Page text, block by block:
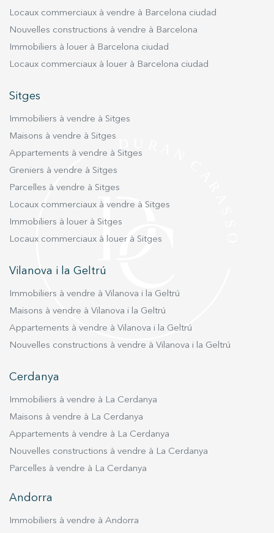
Locaux commerciaux à vendre à Barcelona ciudad
Nouvelles constructions à vendre à Barcelona
Immobiliers à louer à Barcelona ciudad
Locaux commerciaux à louer à Barcelona ciudad
Sitges
Immobiliers à vendre à Sitges
Maisons à vendre à Sitges
Appartements à vendre à Sitges
Greniers à vendre à Sitges
Parcelles à vendre à Sitges
Locaux commerciaux à vendre à Sitges
Immobiliers à louer à Sitges
Locaux commerciaux à louer à Sitges
Vilanova i la Geltrú
Immobiliers à vendre à Vilanova i la Geltrú
Maisons à vendre à Vilanova i la Geltrú
Appartements à vendre à Vilanova i la Geltrú
Nouvelles constructions à vendre à Vilanova i la Geltrú
Cerdanya
Immobiliers à vendre à La Cerdanya
Maisons à vendre à La Cerdanya
Appartements à vendre à La Cerdanya
Nouvelles constructions à vendre à La Cerdanya
Parcelles à vendre à La Cerdanya
Andorra
Immobiliers à vendre à Andorra